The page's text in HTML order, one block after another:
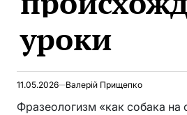
уроки
11.05.2026 Валерій Прищепко
Фразеологизм «как собака на